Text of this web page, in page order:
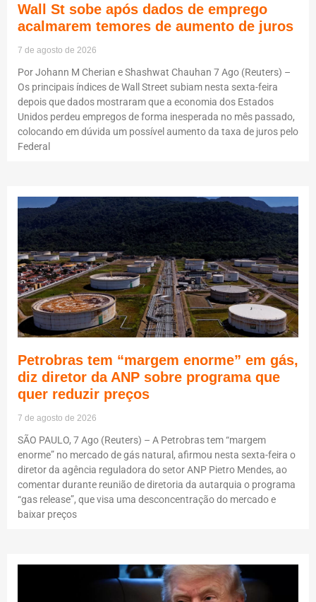
Wall St sobe após dados de emprego
acalmarem temores de aumento de juros
7 de agosto de 2026
Por Johann M Cherian e Shashwat Chauhan 7 Ago (Reuters) –
Os principais índices de Wall Street subiam nesta sexta-feira
depois que dados mostraram que a economia dos Estados
Unidos perdeu empregos de forma inesperada no mês passado,
colocando em dúvida um possível aumento da taxa de juros pelo
Federal
Petrobras tem “margem enorme” em gás,
diz diretor da ANP sobre programa que
quer reduzir preços
7 de agosto de 2026
SÃO PAULO, 7 Ago (Reuters) – A Petrobras tem “margem
enorme” no mercado de gás natural, afirmou nesta sexta-feira o
diretor da agência reguladora do setor ANP Pietro Mendes, ao
comentar durante reunião de diretoria da autarquia o programa
“gas release”, que visa uma desconcentração do mercado e
baixar preços